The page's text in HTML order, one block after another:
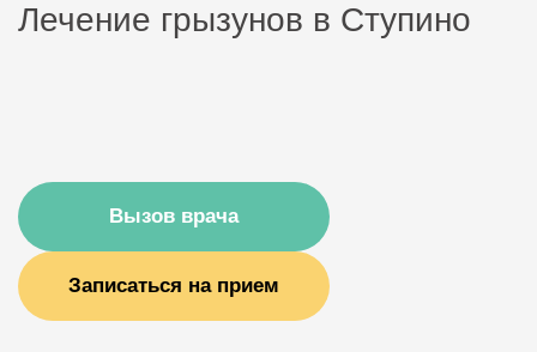
Лечение грызунов в Ступино
Вызов врача
Записаться на прием